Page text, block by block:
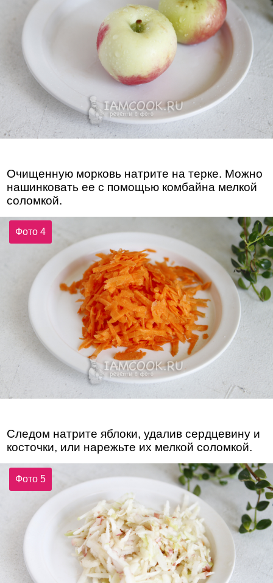
Очищенную морковь натрите на терке. Можно
нашинковать ее с помощью комбайна мелкой
соломкой.
Фото 4
Следом натрите яблоки, удалив сердцевину и
косточки, или нарежьте их мелкой соломкой.
Фото 5